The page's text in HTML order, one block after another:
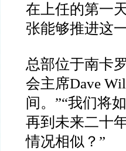
在上任的第一
张能够推进这
总部位于南卡
会主席Dave
间。 ”“我们将
再到未来二十
情况相似？ ”